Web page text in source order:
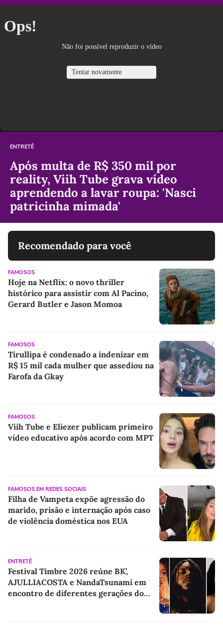
ENTRETÊ
Após multa de R$ 350 mil por
reality, Viih Tube grava vídeo
aprendendo a lavar roupa: 'Nasci
patricinha mimada'
Recomendado para você
FAMOSOS
Hoje na Netflix: o novo thriller
histórico para assistir com Al Pacino,
Gerard Butler e Jason Momoa
FAMOSOS
Tirullipa é condenado a indenizar em
R$ 15 mil cada mulher que assediou na
Farofa da Gkay
FAMOSOS
Viih Tube e Eliezer publicam primeiro
vídeo educativo após acordo com MPT
FAMOSOS EM REDES SOCIAIS
Filha de Vampeta expõe agressão do
marido, prisão e internação após caso
de violência doméstica nos EUA
ENTRETÊ
Festival Timbre 2026 reúne BK’,
AJULLIACOSTA e NandaTsunami em
encontro de diferentes gerações do